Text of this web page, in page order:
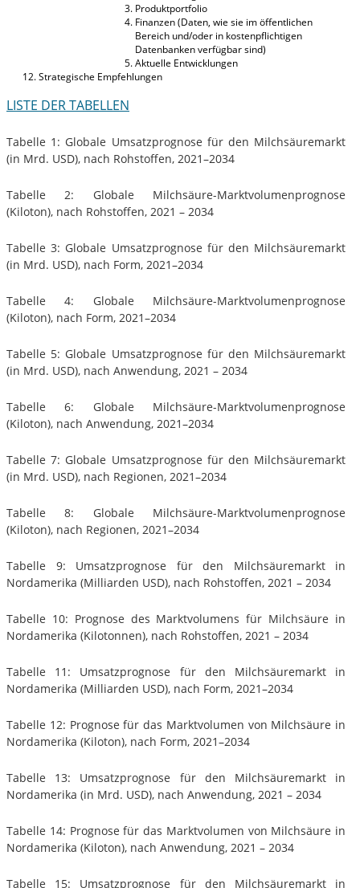
Produktportfolio
Finanzen (Daten, wie sie im öffentlichen
Bereich und/oder in kostenpflichtigen
Datenbanken verfügbar sind)
Aktuelle Entwicklungen
Strategische Empfehlungen
LISTE DER TABELLEN
Tabelle 1: Globale Umsatzprognose für den Milchsäuremarkt
(in Mrd. USD), nach Rohstoffen, 2021–2034
Tabelle 2: Globale Milchsäure-Marktvolumenprognose
(Kiloton), nach Rohstoffen, 2021 – 2034
Tabelle 3: Globale Umsatzprognose für den Milchsäuremarkt
(in Mrd. USD), nach Form, 2021–2034
Tabelle 4: Globale Milchsäure-Marktvolumenprognose
(Kiloton), nach Form, 2021–2034
Tabelle 5: Globale Umsatzprognose für den Milchsäuremarkt
(in Mrd. USD), nach Anwendung, 2021 – 2034
Tabelle 6: Globale Milchsäure-Marktvolumenprognose
(Kiloton), nach Anwendung, 2021–2034
Tabelle 7: Globale Umsatzprognose für den Milchsäuremarkt
(in Mrd. USD), nach Regionen, 2021–2034
Tabelle 8: Globale Milchsäure-Marktvolumenprognose
(Kiloton), nach Regionen, 2021–2034
Tabelle 9: Umsatzprognose für den Milchsäuremarkt in
Nordamerika (Milliarden USD), nach Rohstoffen, 2021 – 2034
Tabelle 10: Prognose des Marktvolumens für Milchsäure in
Nordamerika (Kilotonnen), nach Rohstoffen, 2021 – 2034
Tabelle 11: Umsatzprognose für den Milchsäuremarkt in
Nordamerika (Milliarden USD), nach Form, 2021–2034
Tabelle 12: Prognose für das Marktvolumen von Milchsäure in
Nordamerika (Kiloton), nach Form, 2021–2034
Tabelle 13: Umsatzprognose für den Milchsäuremarkt in
Nordamerika (in Mrd. USD), nach Anwendung, 2021 – 2034
Tabelle 14: Prognose für das Marktvolumen von Milchsäure in
Nordamerika (Kiloton), nach Anwendung, 2021 – 2034
Tabelle 15: Umsatzprognose für den Milchsäuremarkt in